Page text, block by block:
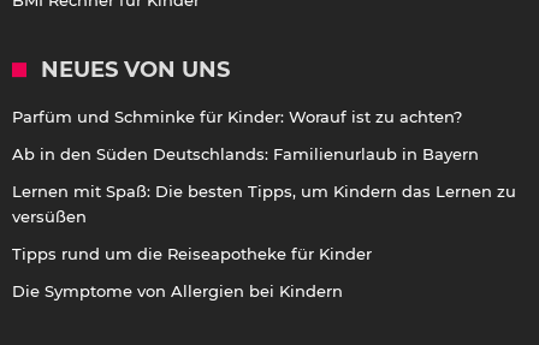
NEUES VON UNS
Parfüm und Schminke für Kinder: Worauf ist zu achten?
Ab in den Süden Deutschlands: Familienurlaub in Bayern
Lernen mit Spaß: Die besten Tipps, um Kindern das Lernen zu
versüßen
Tipps rund um die Reiseapotheke für Kinder
Die Symptome von Allergien bei Kindern